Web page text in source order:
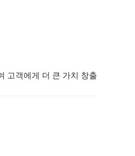
고객에게 더 큰 가치 창출